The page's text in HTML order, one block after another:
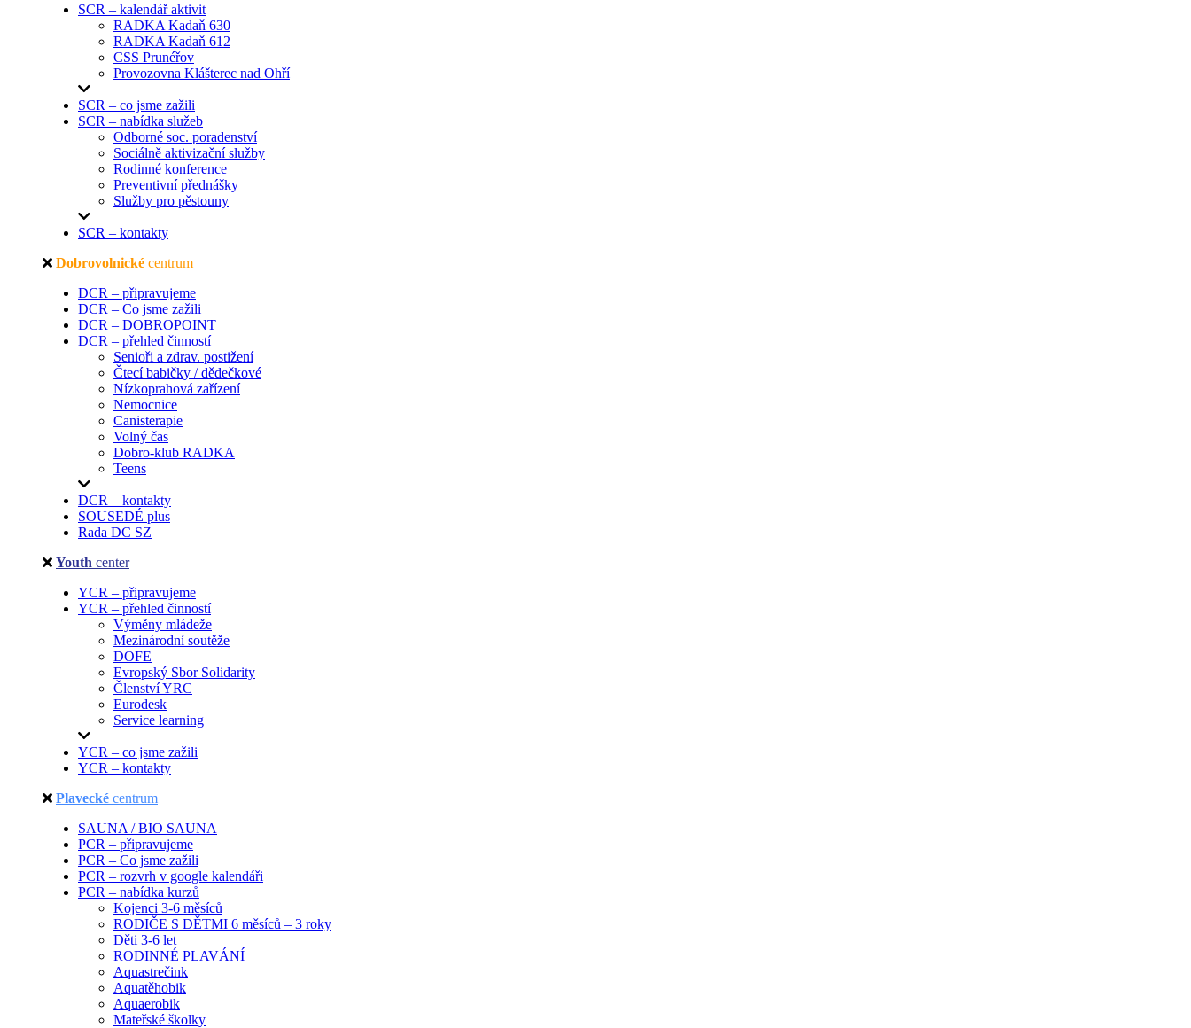
SCR – kalendář aktivit
RADKA Kadaň 630
RADKA Kadaň 612
CSS Prunéřov
Provozovna Klášterec nad Ohří
SCR – co jsme zažili
SCR – nabídka služeb
Odborné soc. poradenství
Sociálně aktivizační služby
Rodinné konference
Preventivní přednášky
Služby pro pěstouny
SCR – kontakty
Dobrovolnické centrum
DCR – připravujeme
DCR – Co jsme zažili
DCR – DOBROPOINT
DCR – přehled činností
Senioři a zdrav. postižení
Čtecí babičky / dědečkové
Nízkoprahová zařízení
Nemocnice
Canisterapie
Volný čas
Dobro-klub RADKA
Teens
DCR – kontakty
SOUSEDÉ plus
Rada DC SZ
Youth center
YCR – připravujeme
YCR – přehled činností
Výměny mládeže
Mezinárodní soutěže
DOFE
Evropský Sbor Solidarity
Členství YRC
Eurodesk
Service learning
YCR – co jsme zažili
YCR – kontakty
Plavecké centrum
SAUNA / BIO SAUNA
PCR – připravujeme
PCR – Co jsme zažili
PCR – rozvrh v google kalendáři
PCR – nabídka kurzů
Kojenci 3-6 měsíců
RODIČE S DĚTMI 6 měsíců – 3 roky
Děti 3-6 let
RODINNÉ PLAVÁNÍ
Aquastrečink
Aquatěhobik
Aquaerobik
Mateřské školky